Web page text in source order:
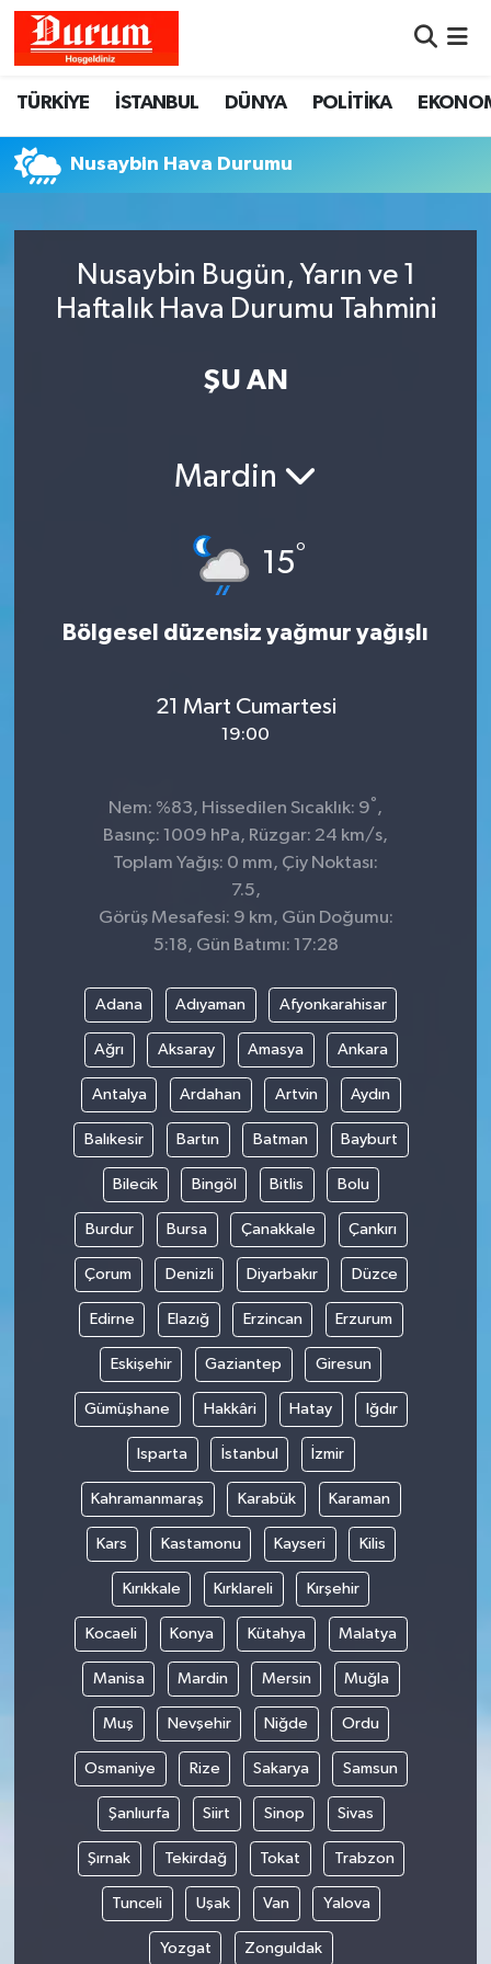
TÜRKİYE İSTANBUL DÜNYA POLİTİKA
Nusaybin Hava Durumu
Nusaybin Bugün, Yarın ve 1
Haftalık Hava Durumu Tahmini
ŞU AN
Mardin
15°
Bölgesel düzensiz yağmur yağışlı
21 Mart Cumartesi
19:00
Nem: %83, Hissedilen Sıcaklık: 9° ,
Basınç: 1009 hPa, Rüzgar: 24 km/s,
Toplam Yağış: 0 mm, Çiy Noktası:
7.5,
Görüş Mesafesi: 9 km, Gün Doğumu:
5:18, Gün Batımı: 17:28
Adana Adıyaman Afyonkarahisar
Ağrı Aksaray Amasya Ankara
Antalya Ardahan Artvin Aydın
Balıkesir Bartın Batman Bayburt
Bilecik Bingöl Bitlis Bolu
Burdur Bursa Çanakkale Çankırı
Çorum Denizli Diyarbakır Düzce
Edirne Elazığ Erzincan Erzurum
Eskişehir Gaziantep Giresun
Gümüşhane Hakkâri Hatay Iğdır
Isparta İstanbul İzmir
Kahramanmaraş Karabük Karaman
Kars Kastamonu Kayseri Kilis
Kırıkkale Kırklareli Kırşehir
Kocaeli Konya Kütahya Malatya
Manisa Mardin Mersin Muğla
Muş Nevşehir Niğde Ordu
Osmaniye Rize Sakarya Samsun
Şanlıurfa Siirt Sinop Sivas
Şırnak Tekirdağ Tokat Trabzon
Tunceli Uşak Van Yalova
Yozgat Zonguldak
Hava Durumu
Namaz Vakitleri
Süper Lig Puan Durumu ve Fikstür